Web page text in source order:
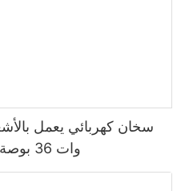
وات 36 بوصة مع أدوات تحكم في التبديل